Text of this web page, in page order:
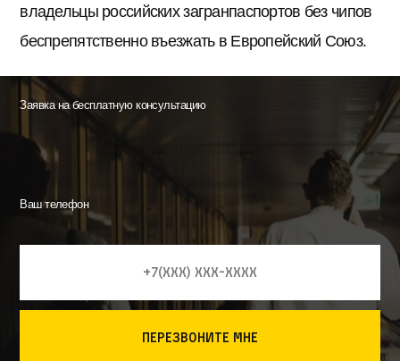
владельцы российских загранпаспортов без чипов
беспрепятственно въезжать в Европейский Союз.
Заявка на бесплатную консультацию
Ваш телефон
перезвоните мне